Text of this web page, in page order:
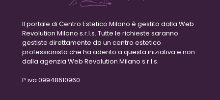
Il portale di Centro Estetico Milano è gestito dalla Web
Revolution Milano s.r.l.s. Tutte le richieste saranno
gestiste direttamente da un centro estetico
professionista che ha aderito a questa iniziativa e non
dalla agenzia Web Revolution Milano s.r.l.s.
P.iva 09948610960